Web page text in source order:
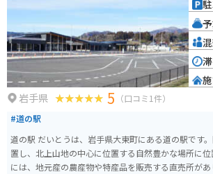
を購入したり、地元グルメを堪能したり、休憩した
ングの際に便利な休憩スポットです。
岩手県 5 （口コミ1件）
#道の駅
道の駅 だいとうは、岩手県大東町にある道の駅です
置し、北上山地の中心に位置する自然豊かな場所に位置し
には、地元産の農産物や特産品を販売する直売所が